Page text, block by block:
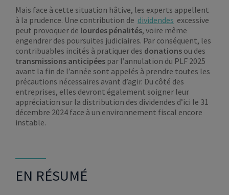
Mais face à cette situation hâtive, les experts appellent
à la prudence. Une contribution de dividendes excessive
peut provoquer de lourdes pénalités, voire même
engendrer des poursuites judiciaires. Par conséquent, les
contribuables incités à pratiquer des donations ou des
transmissions anticipées par l’annulation du PLF 2025
avant la fin de l’année sont appelés à prendre toutes les
précautions nécessaires avant d’agir. Du côté des
entreprises, elles devront également soigner leur
appréciation sur la distribution des dividendes d’ici le 31
décembre 2024 face à un environnement fiscal encore
instable.
EN RÉSUMÉ